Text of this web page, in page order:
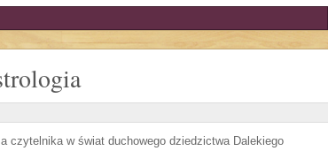
czytelnika w świat duchowego dziedzictwa Dalekiego